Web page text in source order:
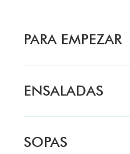
PARA EMPEZAR
ENSALADAS
SOPAS